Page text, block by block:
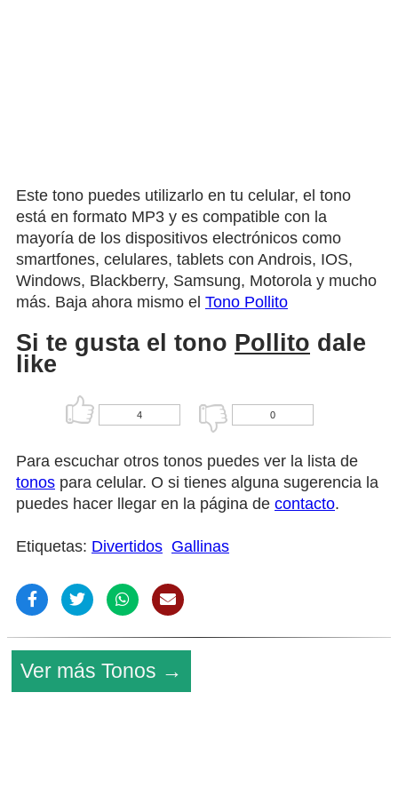
Este tono puedes utilizarlo en tu celular, el tono
está en formato MP3 y es compatible con la
mayoría de los dispositivos electrónicos como
smartfones, celulares, tablets con Androis, IOS,
Windows, Blackberry, Samsung, Motorola y mucho
más. Baja ahora mismo el Tono Pollito
Si te gusta el tono Pollito dale
like
4 0
Para escuchar otros tonos puedes ver la lista de
tonos para celular. O si tienes alguna sugerencia la
puedes hacer llegar en la página de contacto.
Etiquetas: Divertidos Gallinas
Ver más Tonos →